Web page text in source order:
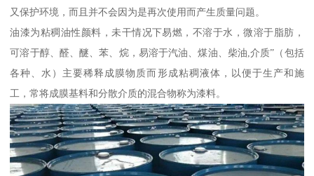
又保护环境，而且并不会因为是再次使用而产生质量问题。
油漆为粘稠油性颜料，未干情况下易燃，不溶于水，微溶于脂肪，
可溶于醇、醛、醚、苯、烷，易溶于汽油、煤油、柴油,介质”（包括
各种、水）主要稀释成膜物质而形成粘稠液体，以便于生产和施
工，常将成膜基料和分散介质的混合物称为漆料。